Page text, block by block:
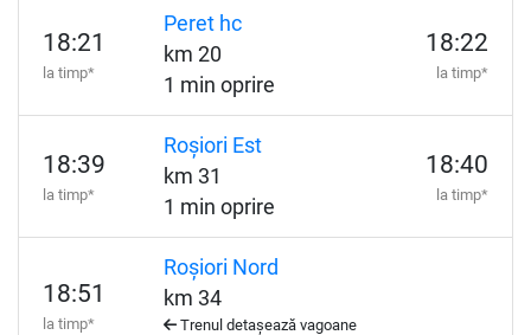
18:21
la timp*
Peret hc
km 20
1 min oprire
18:22
la timp*
18:39
la timp*
Roșiori Est
km 31
1 min oprire
18:40
la timp*
18:51
la timp*
Roșiori Nord
km 34
Trenul detașează vagoane